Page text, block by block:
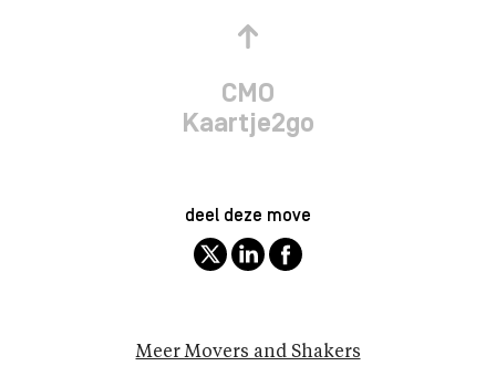
CMO
Kaartje2go
deel deze move
Meer Movers and Shakers